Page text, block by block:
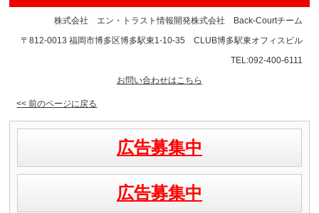
株式会社 エン・トラスト情報開発株式会社 Back-Courtチーム
〒812-0013 福岡市博多区博多駅東1-10-35 CLUB博多駅東オフィスビル
TEL:092-400-6111
お問い合わせはこちら
<< 前のページに戻る
広告募集中
広告募集中